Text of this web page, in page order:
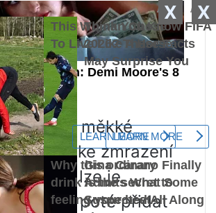
X
X
a příliš měkké
nehodí ke zmrazení
ale lze je
na pyré a poté přidat